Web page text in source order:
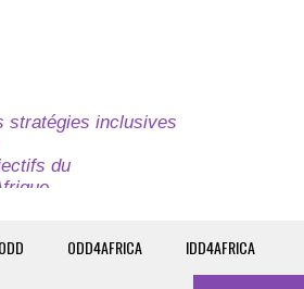
stratégies inclusives
du
ODD ODD4AFRICA IDD4AFRICA